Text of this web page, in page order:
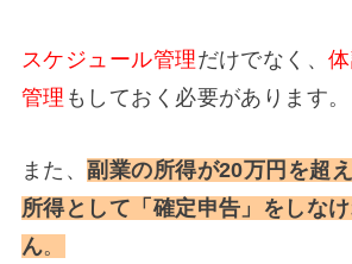
スケジュール管理だけでなく、
管理 もしておく必要があります。
また、副業の所得が20万円を超
所得として「確定申告」をしな
ん。